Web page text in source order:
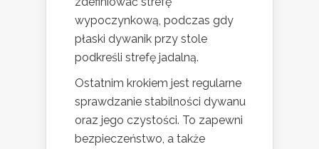
wypoczynkową, podczas gdy
płaski dywanik przy stole
podkreśli strefę jadalną.
Ostatnim krokiem jest regularne
sprawdzanie stabilności dywanu
oraz jego czystości. To zapewni
bezpieczeństwo, a także